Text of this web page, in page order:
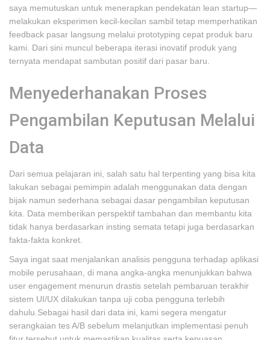
saya memutuskan untuk menerapkan pendekatan lean startup—
melakukan eksperimen kecil-kecilan sambil tetap memperhatikan
feedback pasar langsung melalui prototyping cepat produk baru
kami. Dari sini muncul beberapa iterasi inovatif produk yang
ternyata mendapat sambutan positif dari pasar baru.
Menyederhanakan Proses
Pengambilan Keputusan Melalui
Data
Dari semua pelajaran ini, salah satu hal terpenting yang bisa kita
lakukan sebagai pemimpin adalah menggunakan data dengan
bijak namun sederhana sebagai dasar pengambilan keputusan
kita. Data memberikan perspektif tambahan dan membantu kita
tidak hanya berdasarkan insting semata tetapi juga berdasarkan
fakta-fakta konkret.
Saya ingat saat menjalankan analisis pengguna terhadap aplikasi
mobile perusahaan, di mana angka-angka menunjukkan bahwa
user engagement menurun drastis setelah pembaruan terakhir
sistem UI/UX dilakukan tanpa uji coba pengguna terlebih
dahulu.Sebagai hasil dari data ini, kami segera mengatur
serangkaian tes A/B sebelum melanjutkan implementasi penuh